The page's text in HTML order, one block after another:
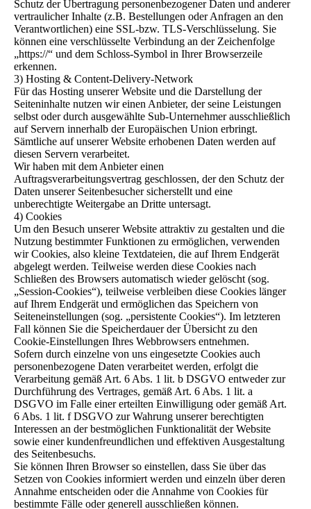
Schutz der Übertragung personenbezogener Daten und anderer
vertraulicher Inhalte (z.B. Bestellungen oder Anfragen an den
Verantwortlichen) eine SSL-bzw. TLS-Verschlüsselung. Sie
können eine verschlüsselte Verbindung an der Zeichenfolge
„https://“ und dem Schloss-Symbol in Ihrer Browserzeile
erkennen.
3) Hosting & Content-Delivery-Network
Für das Hosting unserer Website und die Darstellung der
Seiteninhalte nutzen wir einen Anbieter, der seine Leistungen
selbst oder durch ausgewählte Sub-Unternehmer ausschließlich
auf Servern innerhalb der Europäischen Union erbringt.
Sämtliche auf unserer Website erhobenen Daten werden auf
diesen Servern verarbeitet.
Wir haben mit dem Anbieter einen
Auftragsverarbeitungsvertrag geschlossen, der den Schutz der
Daten unserer Seitenbesucher sicherstellt und eine
unberechtigte Weitergabe an Dritte untersagt.
4) Cookies
Um den Besuch unserer Website attraktiv zu gestalten und die
Nutzung bestimmter Funktionen zu ermöglichen, verwenden
wir Cookies, also kleine Textdateien, die auf Ihrem Endgerät
abgelegt werden. Teilweise werden diese Cookies nach
Schließen des Browsers automatisch wieder gelöscht (sog.
„Session-Cookies“), teilweise verbleiben diese Cookies länger
auf Ihrem Endgerät und ermöglichen das Speichern von
Seiteneinstellungen (sog. „persistente Cookies“). Im letzteren
Fall können Sie die Speicherdauer der Übersicht zu den
Cookie-Einstellungen Ihres Webbrowsers entnehmen.
Sofern durch einzelne von uns eingesetzte Cookies auch
personenbezogene Daten verarbeitet werden, erfolgt die
Verarbeitung gemäß Art. 6 Abs. 1 lit. b DSGVO entweder zur
Durchführung des Vertrages, gemäß Art. 6 Abs. 1 lit. a
DSGVO im Falle einer erteilten Einwilligung oder gemäß Art.
6 Abs. 1 lit. f DSGVO zur Wahrung unserer berechtigten
Interessen an der bestmöglichen Funktionalität der Website
sowie einer kundenfreundlichen und effektiven Ausgestaltung
des Seitenbesuchs.
Sie können Ihren Browser so einstellen, dass Sie über das
Setzen von Cookies informiert werden und einzeln über deren
Annahme entscheiden oder die Annahme von Cookies für
bestimmte Fälle oder generell ausschließen können.